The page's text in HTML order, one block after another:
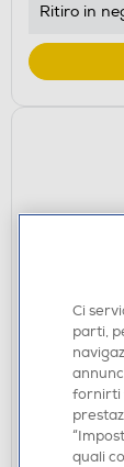
Ritiro in
AURICOLARI
€ 69,90
Acquisto
Ritiro in
Ci
parti,
fornirti
quali